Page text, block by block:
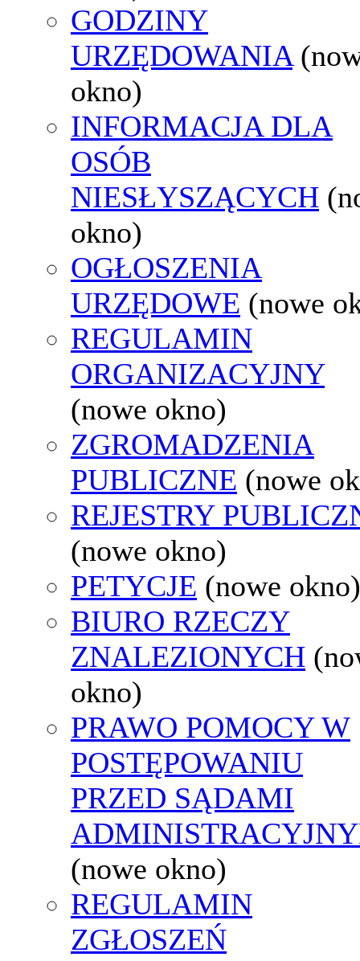
GODZINY
URZĘDOWANIA
okno)
INFORMACJA DLA
OSÓB
NIESŁYSZĄCYCH
okno)
OGŁOSZENIA
URZĘDOWE (nowe
REGULAMIN
ORGANIZACYJNY
(nowe okno)
ZGROMADZENIA
PUBLICZNE (nowe
REJESTRY
(nowe okno)
PETYCJE (nowe okno)
BIURO RZECZY
ZNALEZIONYCH
okno)
PRAWO POMOCY W
POSTĘPOWANIU
PRZED SĄDAMI
(nowe okno)
REGULAMIN
ZGŁOSZEŃ